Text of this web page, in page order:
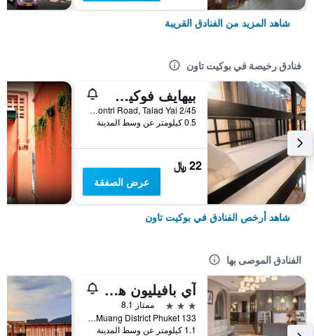
شاهد المزيد من الفنادق القريبة
فنادق رخيصة في بوكيت تاون
بيهايف فوكيت أولد تاون هوستيل
2/45 Montri Road, Talad Yai, بوكيت تاون, تايلاند
0.5 كيلومتر عن وسط المدينة
22 ﷼
عرض الصفقة
شاهد أرخص الفنادق في بوكيت تاون
الفنادق الموصى بها
آي بافيليون هوتل فوكيت
3 نجوم
ممتاز 8.1
133 Satoon Road Muang District Phuket, بوكيت تاون, تايلاند
1.1 كيلومتر عن وسط المدينة